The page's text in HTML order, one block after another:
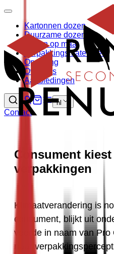
Kartonnen dozen
Duurzame dozen
Dozen op maat
Verpakkingsmaterialen
Opvulling
Over ons
Aanbiedingen
nl
Contact
Consument
verpakkingen
Klimaatverandering is
consument, blijkt uit
voerde in naam van
naar